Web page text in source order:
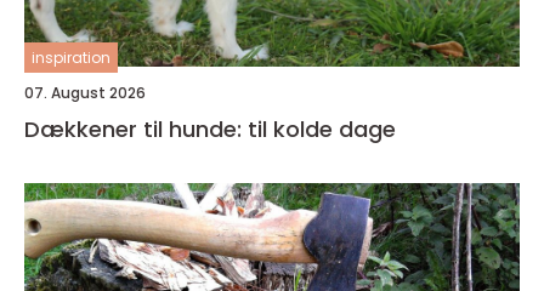
inspiration
07. August 2026
Dækkener til hunde: til kolde dage